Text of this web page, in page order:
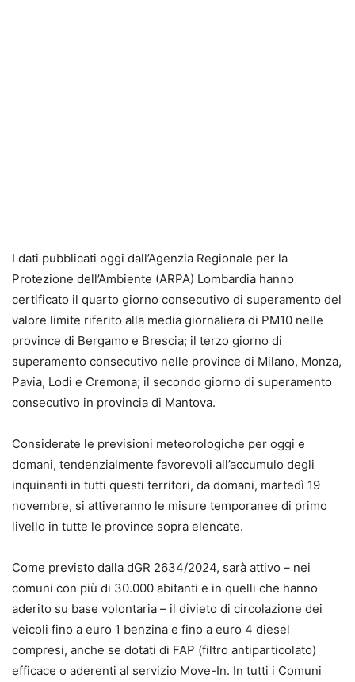
I dati pubblicati oggi dall’Agenzia Regionale per la
Protezione dell’Ambiente (ARPA) Lombardia hanno
certificato il quarto giorno consecutivo di superamento del
valore limite riferito alla media giornaliera di PM10 nelle
province di Bergamo e Brescia; il terzo giorno di
superamento consecutivo nelle province di Milano, Monza,
Pavia, Lodi e Cremona; il secondo giorno di superamento
consecutivo in provincia di Mantova.
Considerate le previsioni meteorologiche per oggi e
domani, tendenzialmente favorevoli all’accumulo degli
inquinanti in tutti questi territori, da domani, martedì 19
novembre, si attiveranno le misure temporanee di primo
livello in tutte le province sopra elencate.
Come previsto dalla dGR 2634/2024, sarà attivo – nei
comuni con più di 30.000 abitanti e in quelli che hanno
aderito su base volontaria – il divieto di circolazione dei
veicoli fino a euro 1 benzina e fino a euro 4 diesel
compresi, anche se dotati di FAP (filtro antiparticolato)
efficace o aderenti al servizio Move-In. In tutti i Comuni